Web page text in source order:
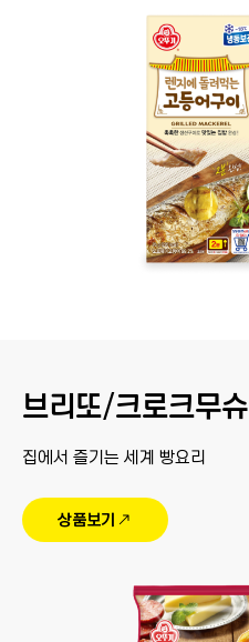
브리또/크로크무슈
집에서 즐기는 세계 빵요리
상품보기